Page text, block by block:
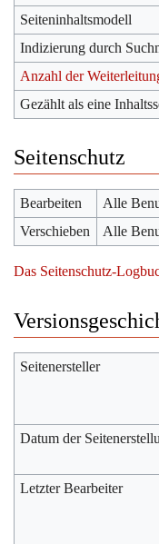
Seiteninhaltsmodell
Indizierung durch
Anzahl der
Gezählt als eine
Seitenschutz
Bearbeiten
Alle
Verschieben
Alle
Das Seitenschutz-
Seitenersteller
Datum der
Letzter Bearbeiter